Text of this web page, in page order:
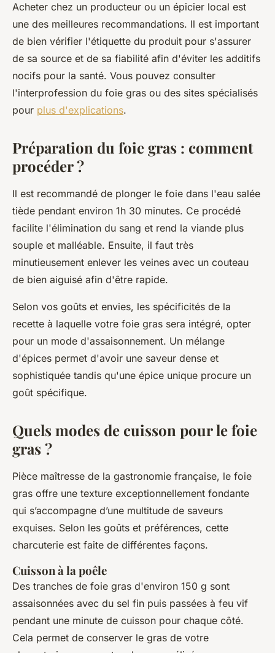
Acheter chez un producteur ou un épicier local est
une des meilleures recommandations. Il est important
de bien vérifier l'étiquette du produit pour s'assurer
de sa source et de sa fiabilité afin d'éviter les additifs
nocifs pour la santé. Vous pouvez consulter
l'interprofession du foie gras ou des sites spécialisés
pour plus d'explications.
Préparation du foie gras : comment
procéder ?
Il est recommandé de plonger le foie dans l'eau salée
tiède pendant environ 1h 30 minutes. Ce procédé
facilite l'élimination du sang et rend la viande plus
souple et malléable. Ensuite, il faut très
minutieusement enlever les veines avec un couteau
de bien aiguisé afin d'être rapide.
Selon vos goûts et envies, les spécificités de la
recette à laquelle votre foie gras sera intégré, opter
pour un mode d'assaisonnement. Un mélange
d'épices permet d'avoir une saveur dense et
sophistiquée tandis qu'une épice unique procure un
goût spécifique.
Quels modes de cuisson pour le foie
gras ?
Pièce maîtresse de la gastronomie française, le foie
gras offre une texture exceptionnellement fondante
qui s’accompagne d’une multitude de saveurs
exquises. Selon les goûts et préférences, cette
charcuterie est faite de différentes façons.
Cuisson à la poêle
Des tranches de foie gras d'environ 150 g sont
assaisonnées avec du sel fin puis passées à feu vif
pendant une minute de cuisson pour chaque côté.
Cela permet de conserver le gras de votre